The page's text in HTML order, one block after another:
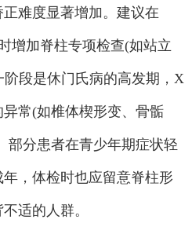
难度显著增加。建议在
增加脊柱专项检查(如站立
段是休门氏病的高发期，X
常(如椎体楔形变、骨骺
部分患者在青少年期症状轻
，体检时也应留意脊柱形
适的人群。